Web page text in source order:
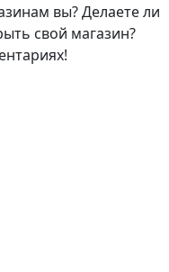
вы? Делаете ли
свой магазин?